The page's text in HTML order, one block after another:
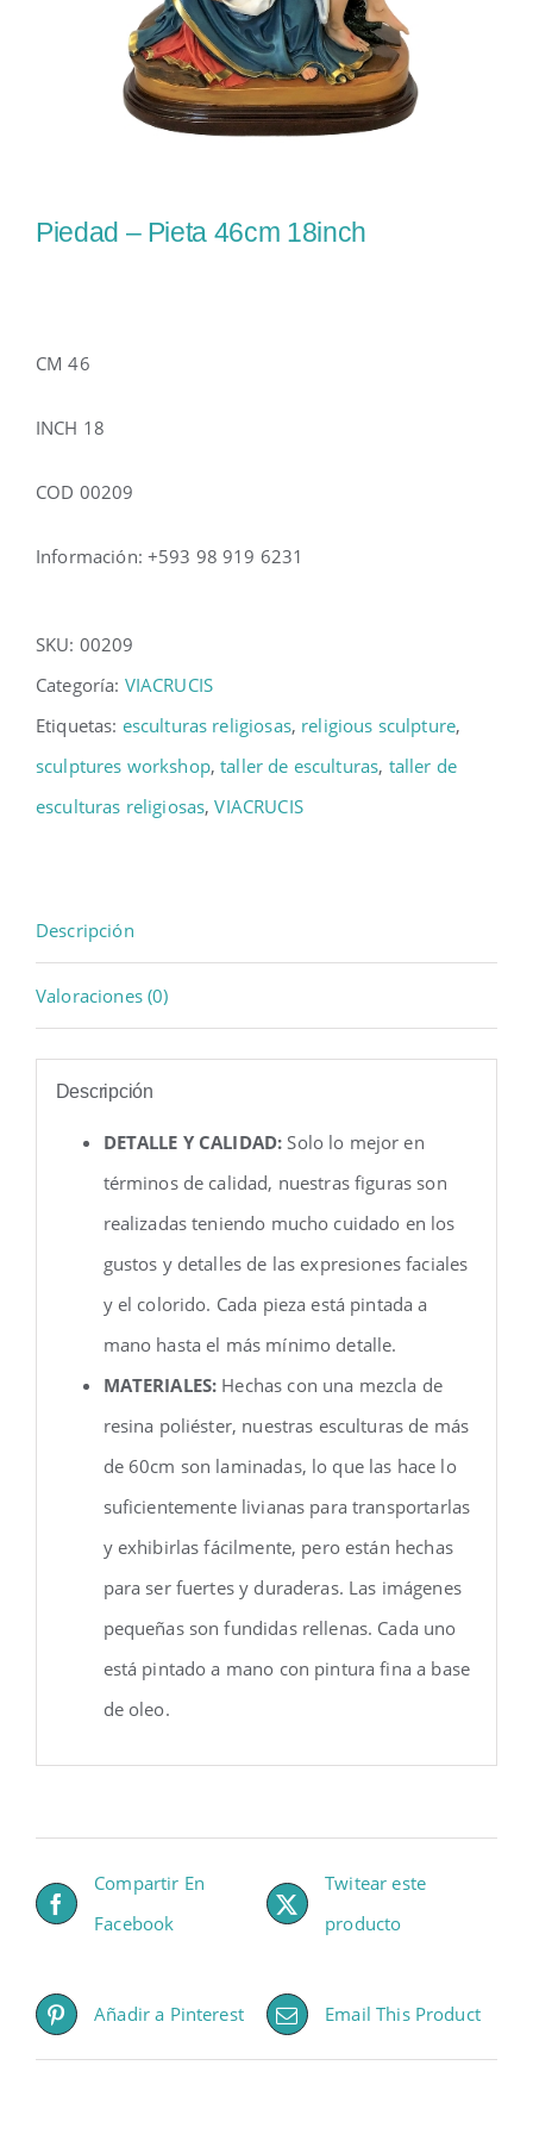
Piedad – Pieta 46cm 18inch
CM 46
INCH 18
COD 00209
Información: +593 98 919 6231
SKU: 00209
Categoría: VIACRUCIS
Etiquetas: esculturas religiosas, religious sculpture,
sculptures workshop,taller de esculturas, taller de
esculturas religiosas,VIACRUCIS
Descripción
Valoraciones (0)
Descripción
DETALLE Y CALIDAD:Solo lo mejor en
términos de calidad, nuestras figuras son
realizadas teniendo mucho cuidado en los
gustos y detalles de las expresiones faciales
y el colorido. Cada pieza está pintada a
mano hasta el más mínimo detalle.
MATERIALES: Hechas con una mezcla de
resina poliéster, nuestras esculturas de más
de 60cm son laminadas, lo que las hace lo
suficientemente livianas para transportarlas
y exhibirlas fácilmente, pero están hechas
para ser fuertes y duraderas. Las imágenes
pequeñas son fundidas rellenas. Cada uno
está pintado a mano con pintura fina a base
de oleo.
Compartir En
Facebook
Twitear este
producto
Añadir a Pinterest Email This Product